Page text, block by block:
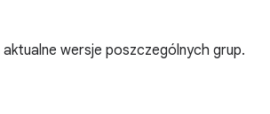
wersje poszczególnych grup.